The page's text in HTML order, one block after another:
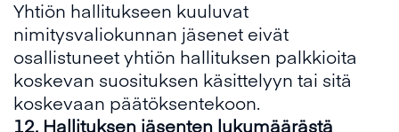
Yhtiön hallitukseen kuuluvat
nimitysvaliokunnan jäsenet eivät
osallistuneet yhtiön hallituksen palkkioita
koskevan suosituksen käsittelyyn tai sitä
koskevaan päätöksentekoon.
12. Hallituksen jäsenten lukumäärästä